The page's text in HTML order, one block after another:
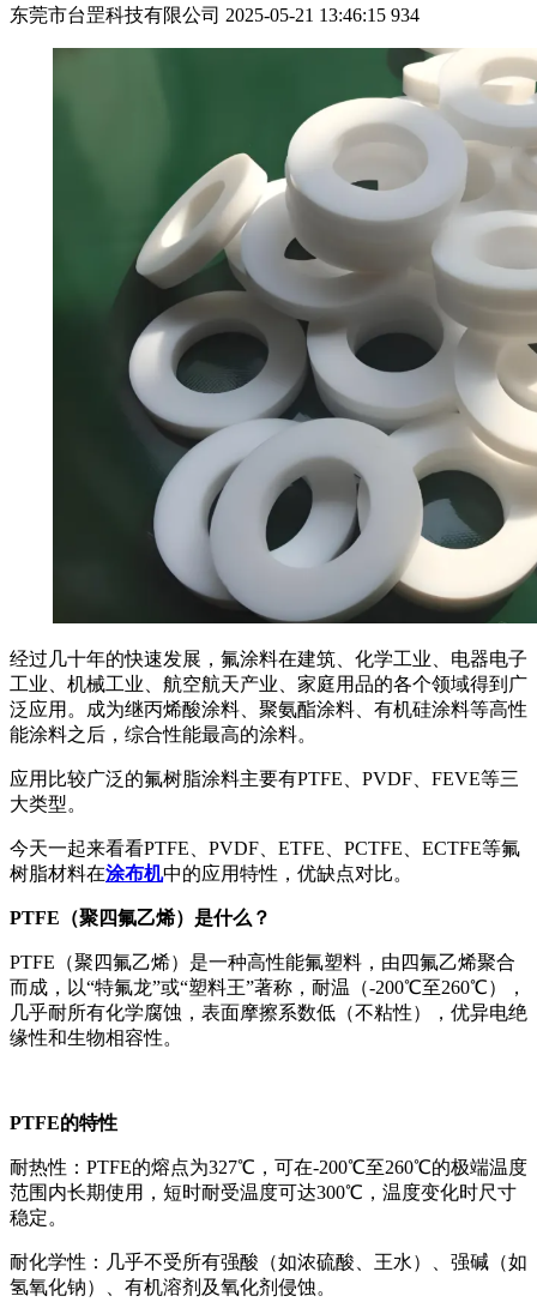
东莞市台罡科技有限公司 2025-05-21 13:46:15 934
经过几十年的快速发展，氟涂料在建筑、化学工业、电器电子
工业、机械工业、航空航天产业、家庭用品的各个领域得到广
泛应用。成为继丙烯酸涂料、聚氨酯涂料、有机硅涂料等高性
能涂料之后，综合性能最高的涂料。
应用比较广泛的氟树脂涂料主要有PTFE、PVDF、FEVE等三
大类型。
今天一起来看看PTFE、PVDF、ETFE、PCTFE、ECTFE等氟
树脂材料在涂布机中的应用特性，优缺点对比。
PTFE（聚四氟乙烯）是什么？
PTFE（聚四氟乙烯）是一种高性能氟塑料，由四氟乙烯聚合
而成，以“特氟龙”或“塑料王”著称，耐温（-200℃至260℃），
几乎耐所有化学腐蚀，表面摩擦系数低（不粘性），优异电绝
缘性和生物相容性。
PTFE的特性
耐热性：PTFE的熔点为327℃，可在-200℃至260℃的极端温度
范围内长期使用，短时耐受温度可达300℃，温度变化时尺寸
稳定。
耐化学性：几乎不受所有强酸（如浓硫酸、王水）、强碱（如
氢氧化钠）、有机溶剂及氧化剂侵蚀。